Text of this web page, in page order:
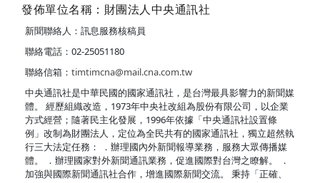
發佈單位名稱：財團法人中央通訊社
新聞聯絡人：訊息服務核稿員
聯絡電話：02-25051180
聯絡信箱： timtimcna@mail.cna.com.tw
中央通訊社是中華民國的國家通訊社，是台灣最具影響力的新聞媒
體。 經歷組織改造，1973年中央社改組為股份有限公司，以企業
方式經營；隨著民主化發展，1996年依據「中央通訊社設置條
例」改制為財團法人，定位為全民共有的國家通訊社，獨立超然執
行三大法定任務： ．辦理國內外新聞報導業務，服務大眾傳播媒
體。 ．辦理國家對外新聞通訊業務，促進國際對台灣之瞭解。 ．
加強與國際新聞通訊社合作，增進國際新聞交流。 秉持「正確、